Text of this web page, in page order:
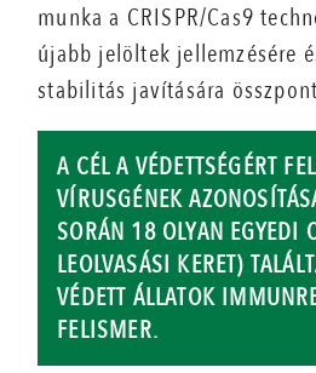
munka a CRISPR/Cas9
újabb jelöltek jellemzésére
stabilitás javítására
A CÉL A VÉDETTSÉGÉRT
VÍRUSGÉNEK
SORÁN 18 OLYAN EGYEDI
LEOLVASÁSI KERET)
VÉDETT ÁLLATOK
FELISMER.